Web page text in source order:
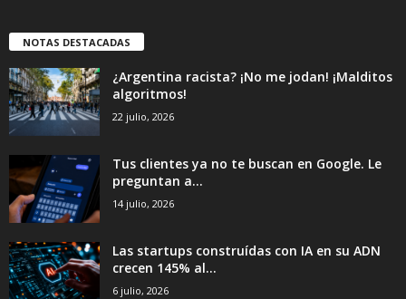
NOTAS DESTACADAS
¿Argentina racista? ¡No me jodan! ¡Malditos
algoritmos!
22 julio, 2026
Tus clientes ya no te buscan en Google. Le
preguntan a...
14 julio, 2026
Las startups construídas con IA en su ADN
crecen 145% al...
6 julio, 2026